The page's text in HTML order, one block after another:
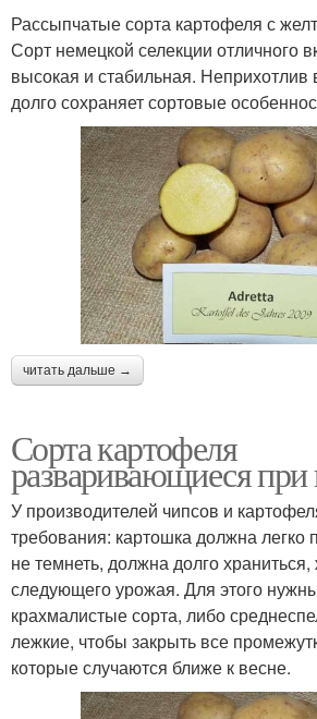
Рассыпчатые сорта картофеля с
Сорт немецкой селекции отличного
высокая и стабильная.
долго сохраняет сортовые
читать дальше →
Сорта картофеля
разваривающиеся
У производителей чипсов и
требования: картошка должна легко
не темнеть, должна долго
следующего урожая. Для этого
крахмалистые сорта, либо
лежкие, чтобы закрыть все
которые случаются ближе к весне.